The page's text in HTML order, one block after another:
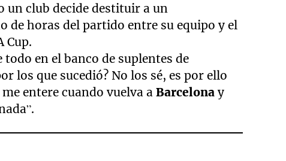
un club decide destituir a un
de horas del partido entre su equipo y el
Cup.
todo en el banco de suplentes de
los que sucedió? No los sé, es por ello
entere cuando vuelva aBarcelonay